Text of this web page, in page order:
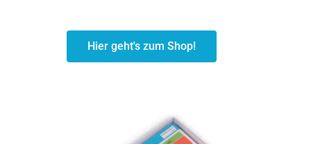
Hier geht's zum Shop!